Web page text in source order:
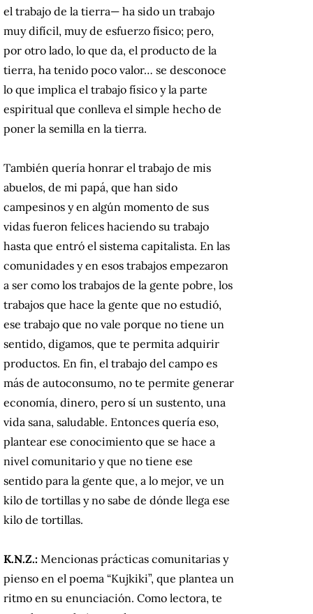
el trabajo de la tierra— ha sido un trabajo
muy difícil, muy de esfuerzo físico; pero,
por otro lado, lo que da, el producto de la
tierra, ha tenido poco valor… se desconoce
lo que implica el trabajo físico y la parte
espiritual que conlleva el simple hecho de
poner la semilla en la tierra.
También quería honrar el trabajo de mis
abuelos, de mi papá, que han sido
campesinos y en algún momento de sus
vidas fueron felices haciendo su trabajo
hasta que entró el sistema capitalista. En las
comunidades y en esos trabajos empezaron
a ser como los trabajos de la gente pobre, los
trabajos que hace la gente que no estudió,
ese trabajo que no vale porque no tiene un
sentido, digamos, que te permita adquirir
productos. En fin, el trabajo del campo es
más de autoconsumo, no te permite generar
economía, dinero, pero sí un sustento, una
vida sana, saludable. Entonces quería eso,
plantear ese conocimiento que se hace a
nivel comunitario y que no tiene ese
sentido para la gente que, a lo mejor, ve un
kilo de tortillas y no sabe de dónde llega ese
kilo de tortillas.
K.N.Z.: Mencionas prácticas comunitarias y
pienso en el poema “Kujkiki”, que plantea un
ritmo en su enunciación. Como lectora, te